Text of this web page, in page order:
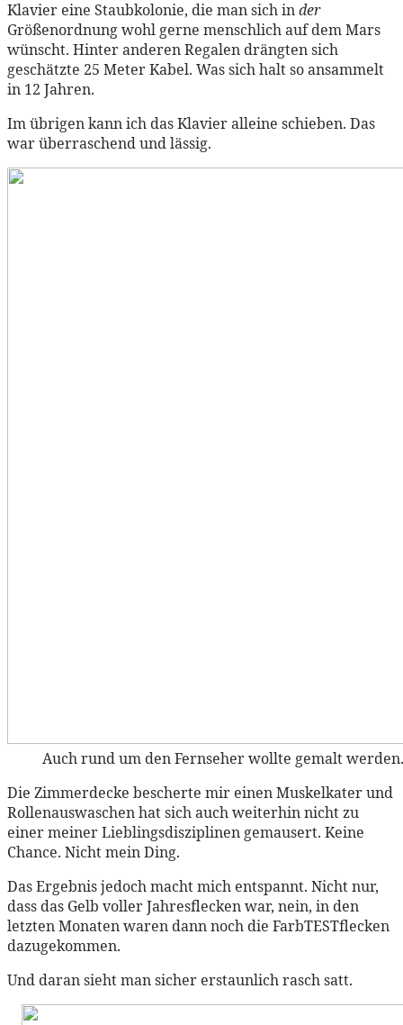
Klavier eine Staubkolonie, die man sich inder
Größenordnung wohl gerne menschlich auf dem Mars
wünscht. Hinter anderen Regalen drängten sich
geschätzte 25 Meter Kabel. Was sich halt so ansammelt
in 12 Jahren.
Im übrigen kann ich das Klavier alleine schieben. Das
war überraschend und lässig.
Auch rund um den Fernseher wollte gemalt werden.
Die Zimmerdecke bescherte mir einen Muskelkater und
Rollenauswaschen hat sich auch weiterhin nicht zu
einer meiner Lieblingsdisziplinen gemausert. Keine
Chance. Nicht mein Ding.
Das Ergebnis jedoch macht mich entspannt. Nicht nur,
dass das Gelb voller Jahresflecken war, nein, in den
letzten Monaten waren dann noch die FarbTESTflecken
dazugekommen.
Und daran sieht man sicher erstaunlich rasch satt.